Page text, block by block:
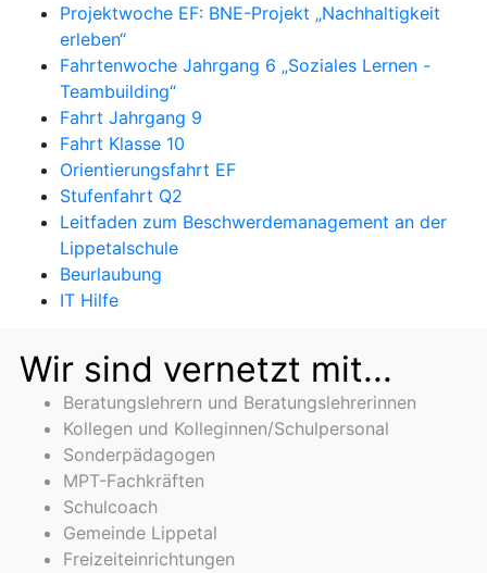
Projektwoche EF: BNE-Projekt „Nachhaltigkeit
erleben“
Fahrtenwoche Jahrgang 6 „Soziales Lernen -
Teambuilding“
Fahrt Jahrgang 9
Fahrt Klasse 10
Orientierungsfahrt EF
Stufenfahrt Q2
Leitfaden zum Beschwerdemanagement an der
Lippetalschule
Beurlaubung
IT Hilfe
Wir sind vernetzt mit...
Beratungslehrern und Beratungslehrerinnen
Kollegen und Kolleginnen/Schulpersonal
Sonderpädagogen
MPT-Fachkräften
Schulcoach
Gemeinde Lippetal
Freizeiteinrichtungen